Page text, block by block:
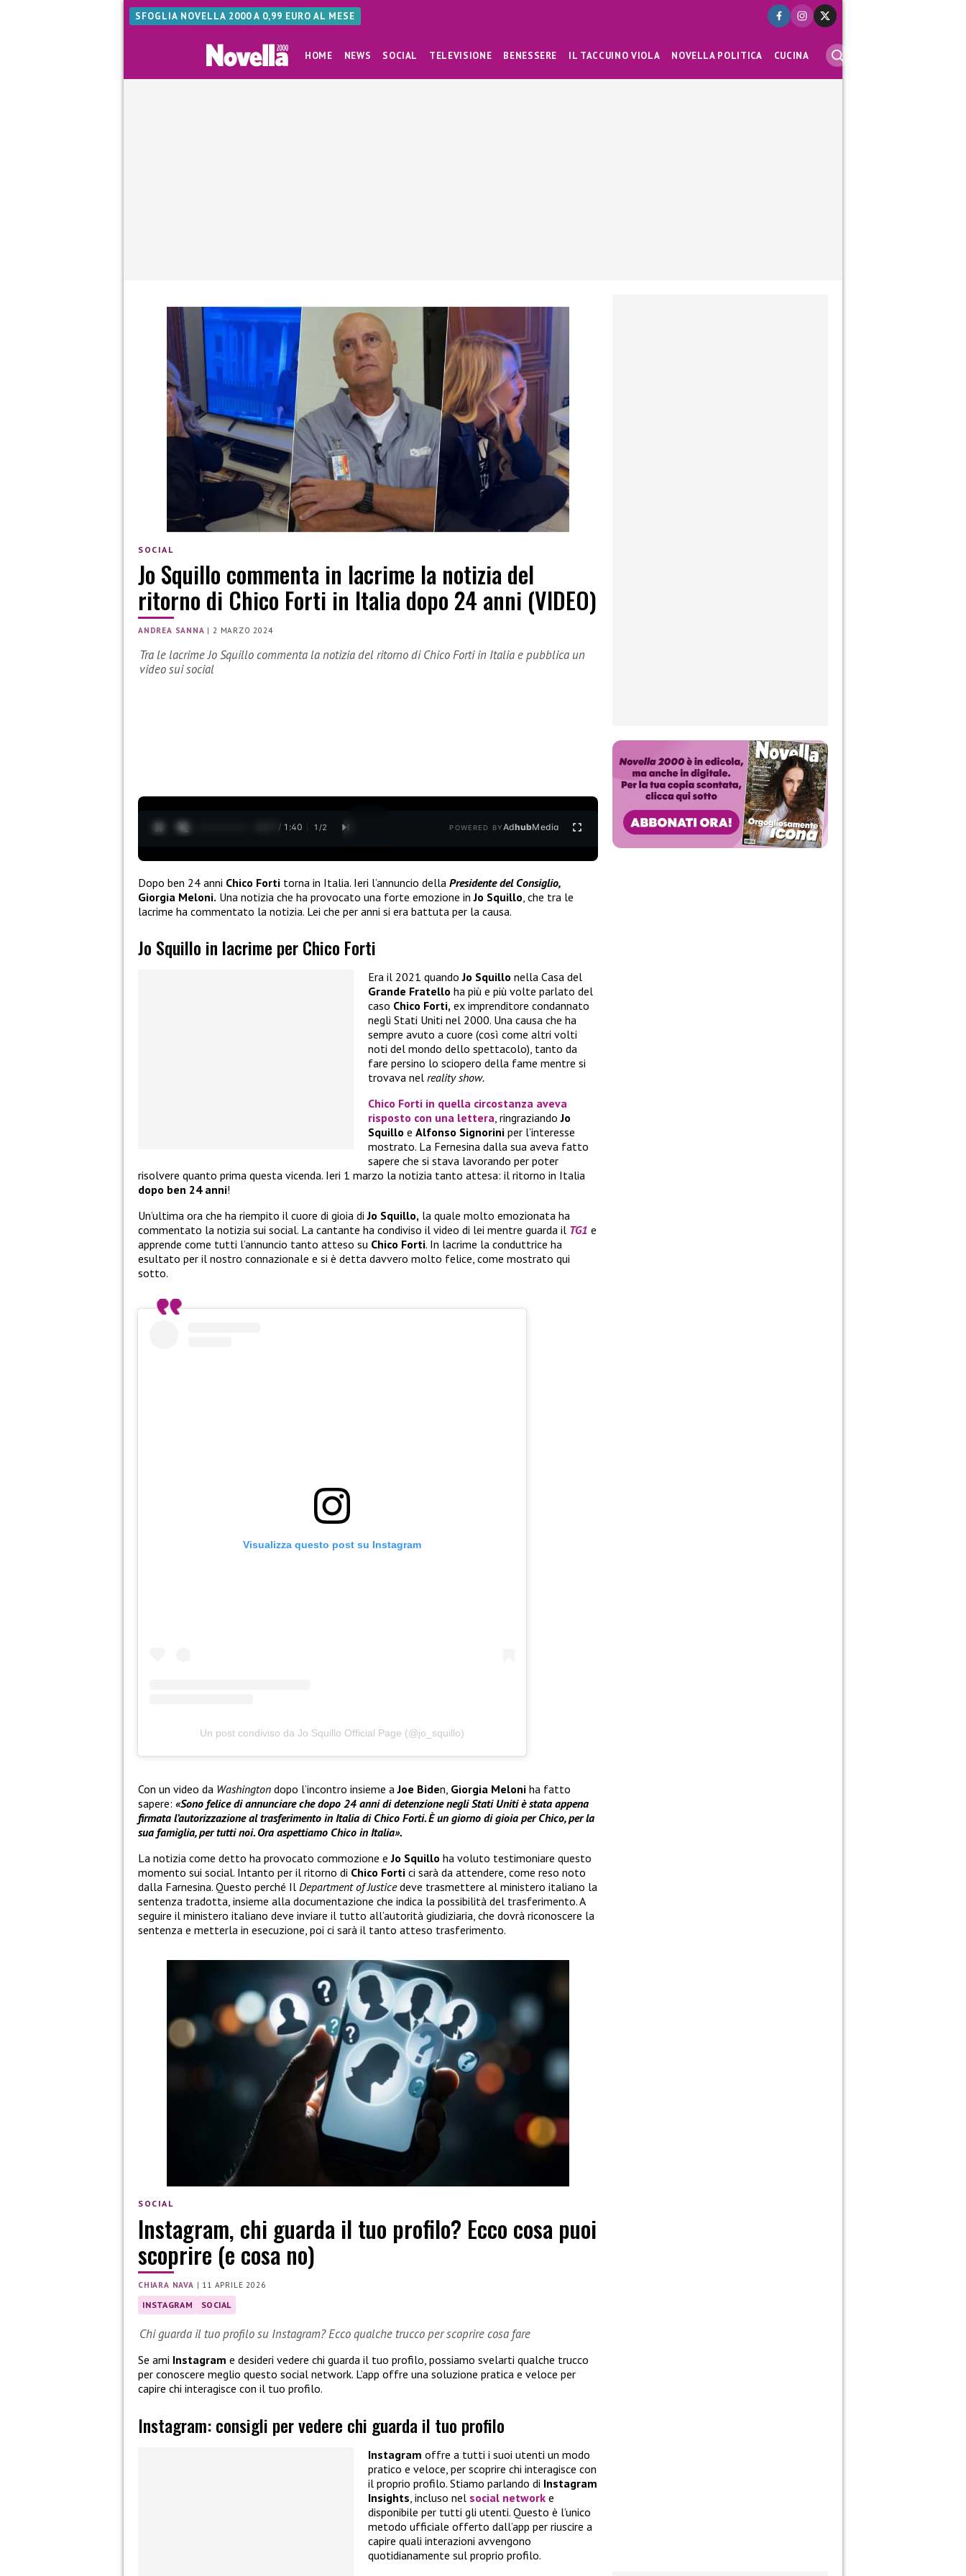
SFOGLIA NOVELLA 2000 A 0,99 EURO AL MESE
HOME NEWS SOCIAL TELEVISIONE BENESSERE IL TACCUINO VIOLA NOVELLA POLITICA CUCINA
SOCIAL
Jo Squillo commenta in lacrime la notizia del
ritorno di Chico Forti in Italia dopo 24 anni (VIDEO)
ANDREA SANNA |2 MARZO 2024
Tra le lacrime Jo Squillo commenta la notizia del ritorno di Chico Forti in Italia e pubblica un
video sui social
0:28 / 1:40 1 /2 POWERED BYAdhubMedia
Dopo ben 24 anni Chico Forti torna in Italia. Ieri l’annuncio della Presidente del Consiglio,
Giorgia Meloni. Una notizia che ha provocato una forte emozione inJo Squillo , che tra le
lacrime ha commentato la notizia. Lei che per anni si era battuta per la causa.
Jo Squillo in lacrime per Chico Forti
Era il 2021 quandoJo Squillo nella Casa del
Grande Fratello ha più e più volte parlato del
caso Chico Forti, ex imprenditore condannato
negli Stati Uniti nel 2000. Una causa che ha
sempre avuto a cuore (così come altri volti
noti del mondo dello spettacolo), tanto da
fare persino lo sciopero della fame mentre si
trovava nel reality show.
Chico Forti in quella circostanza aveva
risposto con una lettera, ringraziandoJo
Squillo e Alfonso Signorini per l’interesse
mostrato. La Fernesina dalla sua aveva fatto
sapere che si stava lavorando per poter
risolvere quanto prima questa vicenda. Ieri 1 marzo la notizia tanto attesa: il ritorno in Italia
dopo ben 24 anni!
Un’ultima ora che ha riempito il cuore di gioia diJo Squillo, la quale molto emozionata ha
commentato la notizia sui social. La cantante ha condiviso il video di lei mentre guarda il TG1 e
apprende come tutti l’annuncio tanto atteso su Chico Forti. In lacrime la conduttrice ha
esultato per il nostro connazionale e si è detta davvero molto felice, come mostrato qui
sotto.
Visualizza questo post su Instagram
Un post condiviso da Jo Squillo Official Page (@jo_squillo)
Con un video da Washington dopo l’incontro insieme aJoe Biden, Giorgia Meloni ha fatto
sapere: «Sono felice di annunciare che dopo 24 anni di detenzione negli Stati Uniti è stata appena
firmata l’autorizzazione al trasferimento in Italia di Chico Forti. È un giorno di gioia per Chico, per la
sua famiglia, per tutti noi. Ora aspettiamo Chico in Italia».
La notizia come detto ha provocato commozione eJo Squillo ha voluto testimoniare questo
momento sui social. Intanto per il ritorno di Chico Forti ci sarà da attendere, come reso noto
dalla Farnesina. Questo perché Il Department of Justicedeve trasmettere al ministero italiano la
sentenza tradotta, insieme alla documentazione che indica la possibilità del trasferimento. A
seguire il ministero italiano deve inviare il tutto all’autorità giudiziaria, che dovrà riconoscere la
sentenza e metterla in esecuzione, poi ci sarà il tanto atteso trasferimento.
SOCIAL
Instagram, chi guarda il tuo profilo? Ecco cosa puoi
scoprire (e cosa no)
CHIARA NAVA | 11 APRILE 2026
INSTAGRAM SOCIAL
Chi guarda il tuo profilo su Instagram? Ecco qualche trucco per scoprire cosa fare
Se ami Instagram e desideri vedere chi guarda il tuo profilo, possiamo svelarti qualche trucco
per conoscere meglio questo social network. L’app offre una soluzione pratica e veloce per
capire chi interagisce con il tuo profilo.
Instagram: consigli per vedere chi guarda il tuo profilo
Instagram offre a tutti i suoi utenti un modo
pratico e veloce, per scoprire chi interagisce con
il proprio profilo. Stiamo parlando di Instagram
Insights , incluso nel social network e
disponibile per tutti gli utenti. Questo è l’unico
metodo ufficiale offerto dall’app per riuscire a
capire quali interazioni avvengono
quotidianamente sul proprio profilo.